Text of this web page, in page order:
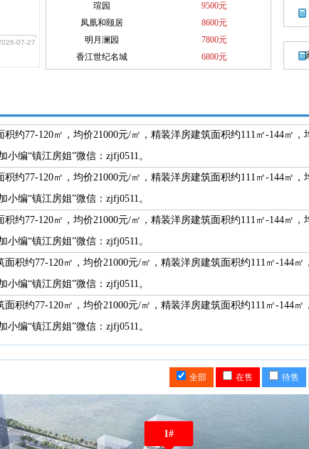
07-27
瑄园
9500元
凤凰和颐居
8600元
明月澜园
7800元
香江世纪名城
6800元
约77-120㎡，均价21000元/㎡，精装洋房建筑面积约111㎡-144㎡，
编“镇江房姐”微信：zjfj0511。
约77-120㎡，均价21000元/㎡，精装洋房建筑面积约111㎡-144㎡，
编“镇江房姐”微信：zjfj0511。
约77-120㎡，均价21000元/㎡，精装洋房建筑面积约111㎡-144㎡，
编“镇江房姐”微信：zjfj0511。
积约77-120㎡，均价21000元/㎡，精装洋房建筑面积约111㎡-144㎡
编“镇江房姐”微信：zjfj0511。
积约77-120㎡，均价21000元/㎡，精装洋房建筑面积约111㎡-144㎡
编“镇江房姐”微信：zjfj0511。
全部 在售 待售
1#